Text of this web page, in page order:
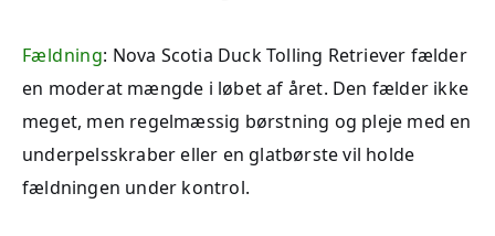
Fældning: Nova Scotia Duck Tolling Retriever fælder
en moderat mængde i løbet af året. Den fælder ikke
meget, men regelmæssig børstning og pleje med en
underpelsskraber eller en glatbørste vil holde
fældningen under kontrol.